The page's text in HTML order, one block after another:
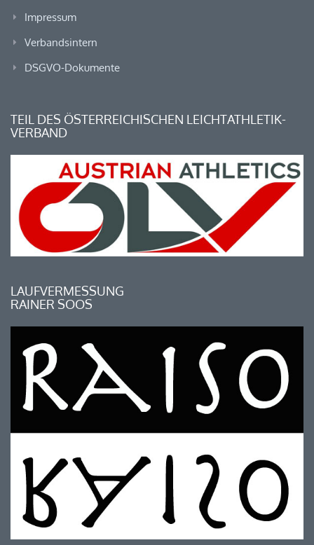
Impressum
Verbandsintern
DSGVO-Dokumente
TEIL DES ÖSTERREICHISCHEN LEICHTATHLETIK-
VERBAND
LAUFVERMESSUNG
RAINER SOOS